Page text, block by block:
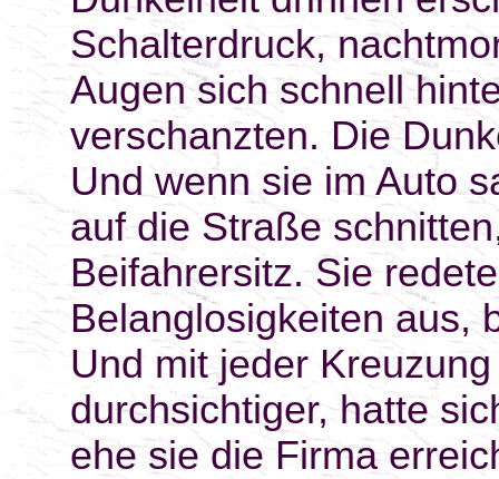
Schalterdruck,
Augen sich schnell
verschanzten. Die
Und wenn sie im Auto
auf die Straße
Beifahrersitz. Sie
Belanglosigkeiten aus,
Und mit jeder
durchsichtiger, hatte
ehe sie die Firma